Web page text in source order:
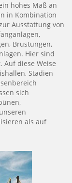
hohes Maß an
in Kombination
Ausstattung von
Brüstungen,
Hier sind
Auf diese Weise
Stadien
sich
als auf